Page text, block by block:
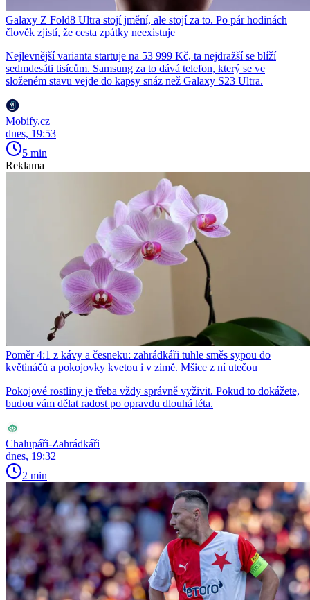
Galaxy Z Fold8 Ultra stojí jmění, ale stojí za to. Po pár hodinách
člověk zjistí, že cesta zpátky neexistuje
Nejlevnější varianta startuje na 53 999 Kč, ta nejdražší se blíží
sedmdesáti tisícům. Samsung za to dává telefon, který se ve
složeném stavu vejde do kapsy snáz než Galaxy S23 Ultra.
Mobify.cz
dnes, 19:53
5 min
Reklama
Poměr 4:1 z kávy a česneku: zahrádkáři tuhle směs sypou do
květináčů a pokojovky kvetou i v zimě. Mšice z ní utečou
Pokojové rostliny je třeba vždy správně vyživit. Pokud to dokážete,
budou vám dělat radost po opravdu dlouhá léta.
Chalupáři-Zahrádkáři
dnes, 19:32
2 min